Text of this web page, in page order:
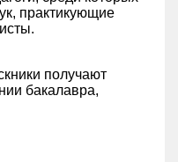
практикующие
получают
бакалавра,